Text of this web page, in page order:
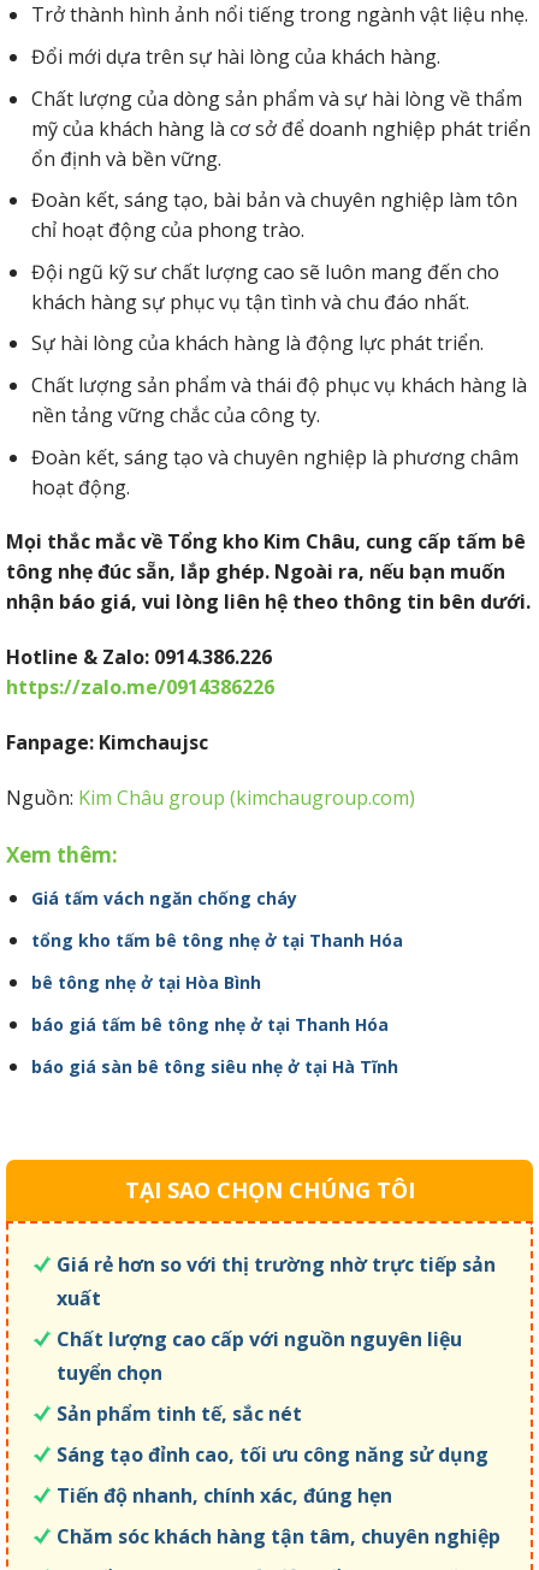
Trở thành hình ảnh nổi tiếng trong ngành vật liệu nhẹ.
Đổi mới dựa trên sự hài lòng của khách hàng.
Chất lượng của dòng sản phẩm và sự hài lòng về thẩm
mỹ của khách hàng là cơ sở để doanh nghiệp phát triển
ổn định và bền vững.
Đoàn kết, sáng tạo, bài bản và chuyên nghiệp làm tôn
chỉ hoạt động của phong trào.
Đội ngũ kỹ sư chất lượng cao sẽ luôn mang đến cho
khách hàng sự phục vụ tận tình và chu đáo nhất.
Sự hài lòng của khách hàng là động lực phát triển.
Chất lượng sản phẩm và thái độ phục vụ khách hàng là
nền tảng vững chắc của công ty.
Đoàn kết, sáng tạo và chuyên nghiệp là phương châm
hoạt động.
Mọi thắc mắc về Tổng kho Kim Châu, cung cấp tấm bê
tông nhẹ đúc sẵn, lắp ghép. Ngoài ra, nếu bạn muốn
nhận báo giá, vui lòng liên hệ theo thông tin bên dưới.
Hotline & Zalo: 0914.386.226
https://zalo.me/0914386226
Fanpage: Kimchaujsc
Nguồn: Kim Châu group (kimchaugroup.com)
Xem thêm:
Giá tấm vách ngăn chống cháy
tổng kho tấm bê tông nhẹ ở tại Thanh Hóa
bê tông nhẹ ở tại Hòa Bình
báo giá tấm bê tông nhẹ ở tại Thanh Hóa
báo giá sàn bê tông siêu nhẹ ở tại Hà Tĩnh
TẠI SAO CHỌN CHÚNG TÔI
Giá rẻ hơn so với thị trường nhờ trực tiếp sản
xuất
Chất lượng cao cấp với nguồn nguyên liệu
tuyển chọn
Sản phẩm tinh tế, sắc nét
Sáng tạo đỉnh cao, tối ưu công năng sử dụng
Tiến độ nhanh, chính xác, đúng hẹn
Chăm sóc khách hàng tận tâm, chuyên nghiệp